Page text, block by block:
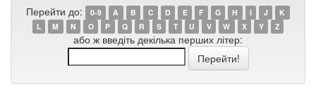
Перейти до: 0-9 A B C D E F G H I J
K
L
M N O P Q R S T U V W X Y Z
або ж введіть декілька перших літер: